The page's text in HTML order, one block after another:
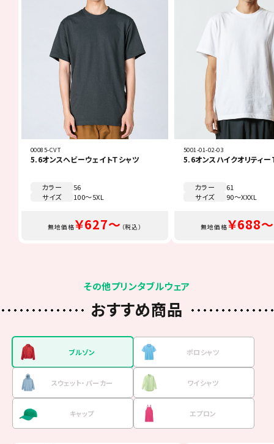
00085-CVT
5.6オンスヘビーウェイトＴシャツ
カラー
56
サイズ
100～5XL
無地価格￥627～ （税込）
5001-01-02-03
5.6オンスハイクオリティ
カラー
61
サイズ
90～XXXL
無地価格￥688～
その他プリンタブルウェア
おすすめ商品
ブルゾン ポロシャツ
スウェット・ パーカー ワイシャツ
キャップ エプロン